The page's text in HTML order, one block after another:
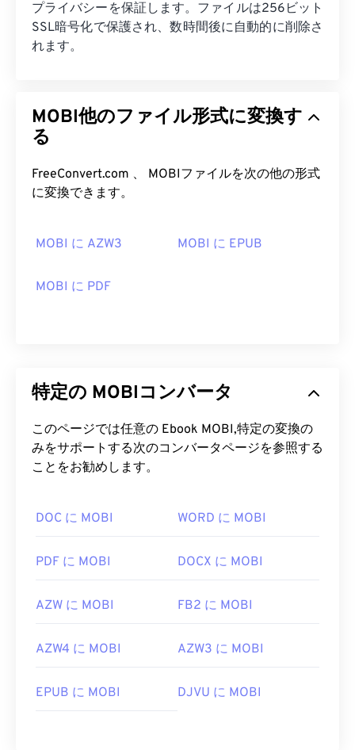
プライバシーを保証します。ファイルは256ビット
SSL暗号化で保護され、数時間後に自動的に削除さ
れます。
MOBI他のファイル形式に変換す
る
FreeConvert.com 、 MOBIファイルを次の他の形式
に変換できます。
MOBI に AZW3 MOBI に EPUB
MOBI に PDF
特定の MOBIコンバータ
このページでは任意の Ebook MOBI,特定の変換の
みをサポートする次のコンバータページを参照する
ことをお勧めします。
DOC に MOBI WORD に MOBI
PDF に MOBI DOCX に MOBI
AZW に MOBI FB2 に MOBI
AZW4 に MOBI AZW3 に MOBI
EPUB に MOBI DJVU に MOBI